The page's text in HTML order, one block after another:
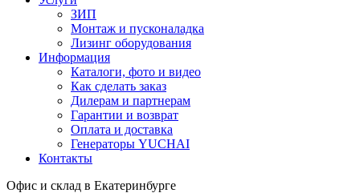
ЗИП
Монтаж и пусконаладка
Лизинг оборудования
Информация
Каталоги, фото и видео
Как сделать заказ
Дилерам и партнерам
Гарантии и возврат
Оплата и доставка
Генераторы YUCHAI
Контакты
Офис и склад в Екатеринбурге